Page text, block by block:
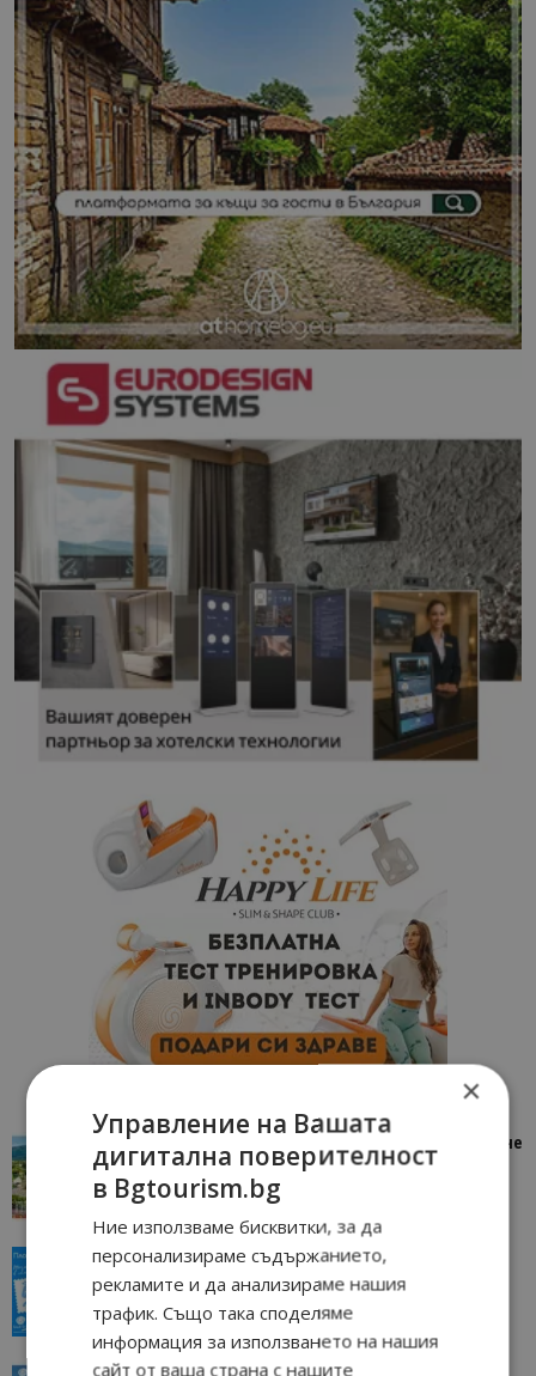
“Пощенска картичка от…”: Петрич – Изживяване
отвъд очакваното
Петрич 11/07/2026 11:22
“Пощенска картичка от…”: Пловдив, градът на
всички времена
Пловдив 23/06/2026 10:00
×
Управление на Вашата
дигитална поверителност
в Bgtourism.bg
Ние използваме бисквитки, за да
персонализираме съдържанието,
рекламите и да анализираме нашия
трафик. Също така споделяме
информация за използването на нашия
сайт от ваша страна с нашите